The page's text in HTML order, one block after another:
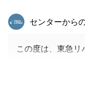
東急リバブル
センターから
この度は、東急リ
立てましたこと